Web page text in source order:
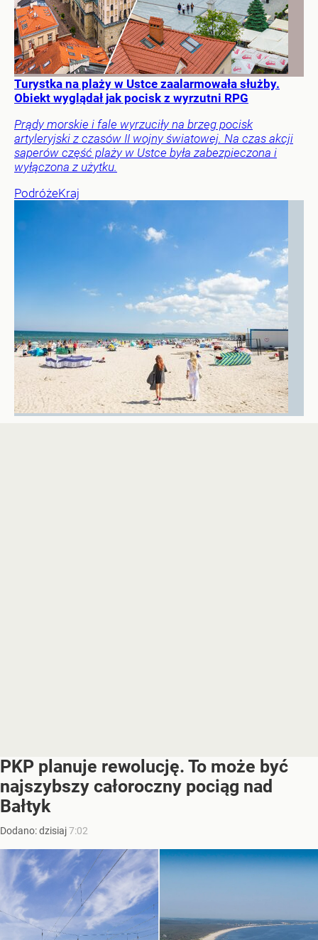
Turystka na plaży w Ustce zaalarmowała służby.
Obiekt wyglądał jak pocisk z wyrzutni RPG
Prądy morskie i fale wyrzuciły na brzeg pocisk
artyleryjski z czasów II wojny światowej. Na czas akcji
saperów część plaży w Ustce była zabezpieczona i
wyłączona z użytku.
PodróżeKraj
PKP planuje rewolucję. To może być
najszybszy całoroczny pociąg nad
Bałtyk
Dodano:dzisiaj7:02